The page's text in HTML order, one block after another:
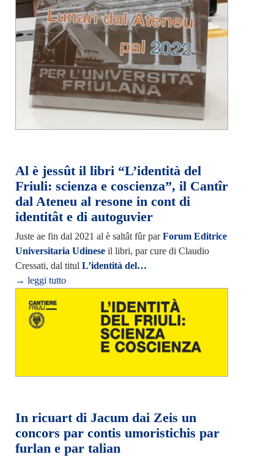
Al è jessût il libri “L’identità del
Friuli: scienza e coscienza”, il Cantîr
dal Ateneu al resone in cont di
identitât e di autoguvier
Juste ae fin dal 2021 al è saltât fûr parForum Editrice
Universitaria Udineseil libri, par cure di Claudio
Cressati, dal titul L’identità del…
→ leggi tutto
In ricuart di Jacum dai Zeis un
concors par contis umoristichis par
furlan e par talian